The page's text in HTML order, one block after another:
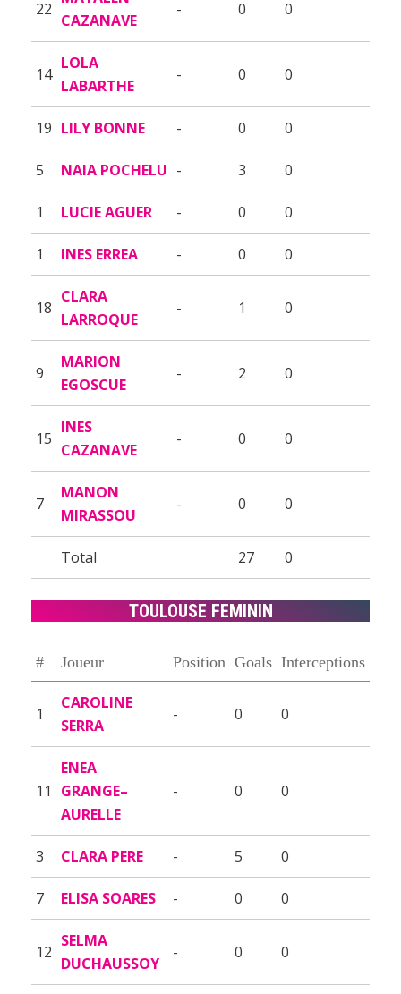
22
CAZANAVE
- 0 0
14
LOLA
LABARTHE
- 0 0
19 LILY BONNE - 0 0
5 NAIA POCHELU - 3 0
1 LUCIE AGUER - 0 0
1 INES ERREA - 0 0
18
CLARA
LARROQUE
- 1 0
9
MARION
EGOSCUE
- 2 0
15
INES
CAZANAVE
- 0 0
7
MANON
MIRASSOU
- 0 0
Total 27 0
TOULOUSE FEMININ
# Joueur Position Goals Interceptions
1
CAROLINE
SERRA
- 0 0
11
ENEA
GRANGE–
AURELLE
- 0 0
3 CLARA PERE - 5 0
7 ELISA SOARES - 0 0
12
SELMA
DUCHAUSSOY
- 0 0